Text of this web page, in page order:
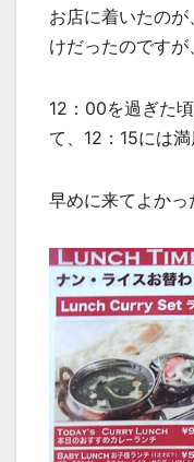
お店に着いたの
けだったのですが、
12：00を過ぎた
て、12：15には満
早めに来てよか